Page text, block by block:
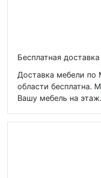
Бесплатная доставка
Доставка мебели по
области бесплатна.
Вашу мебель на этаж.